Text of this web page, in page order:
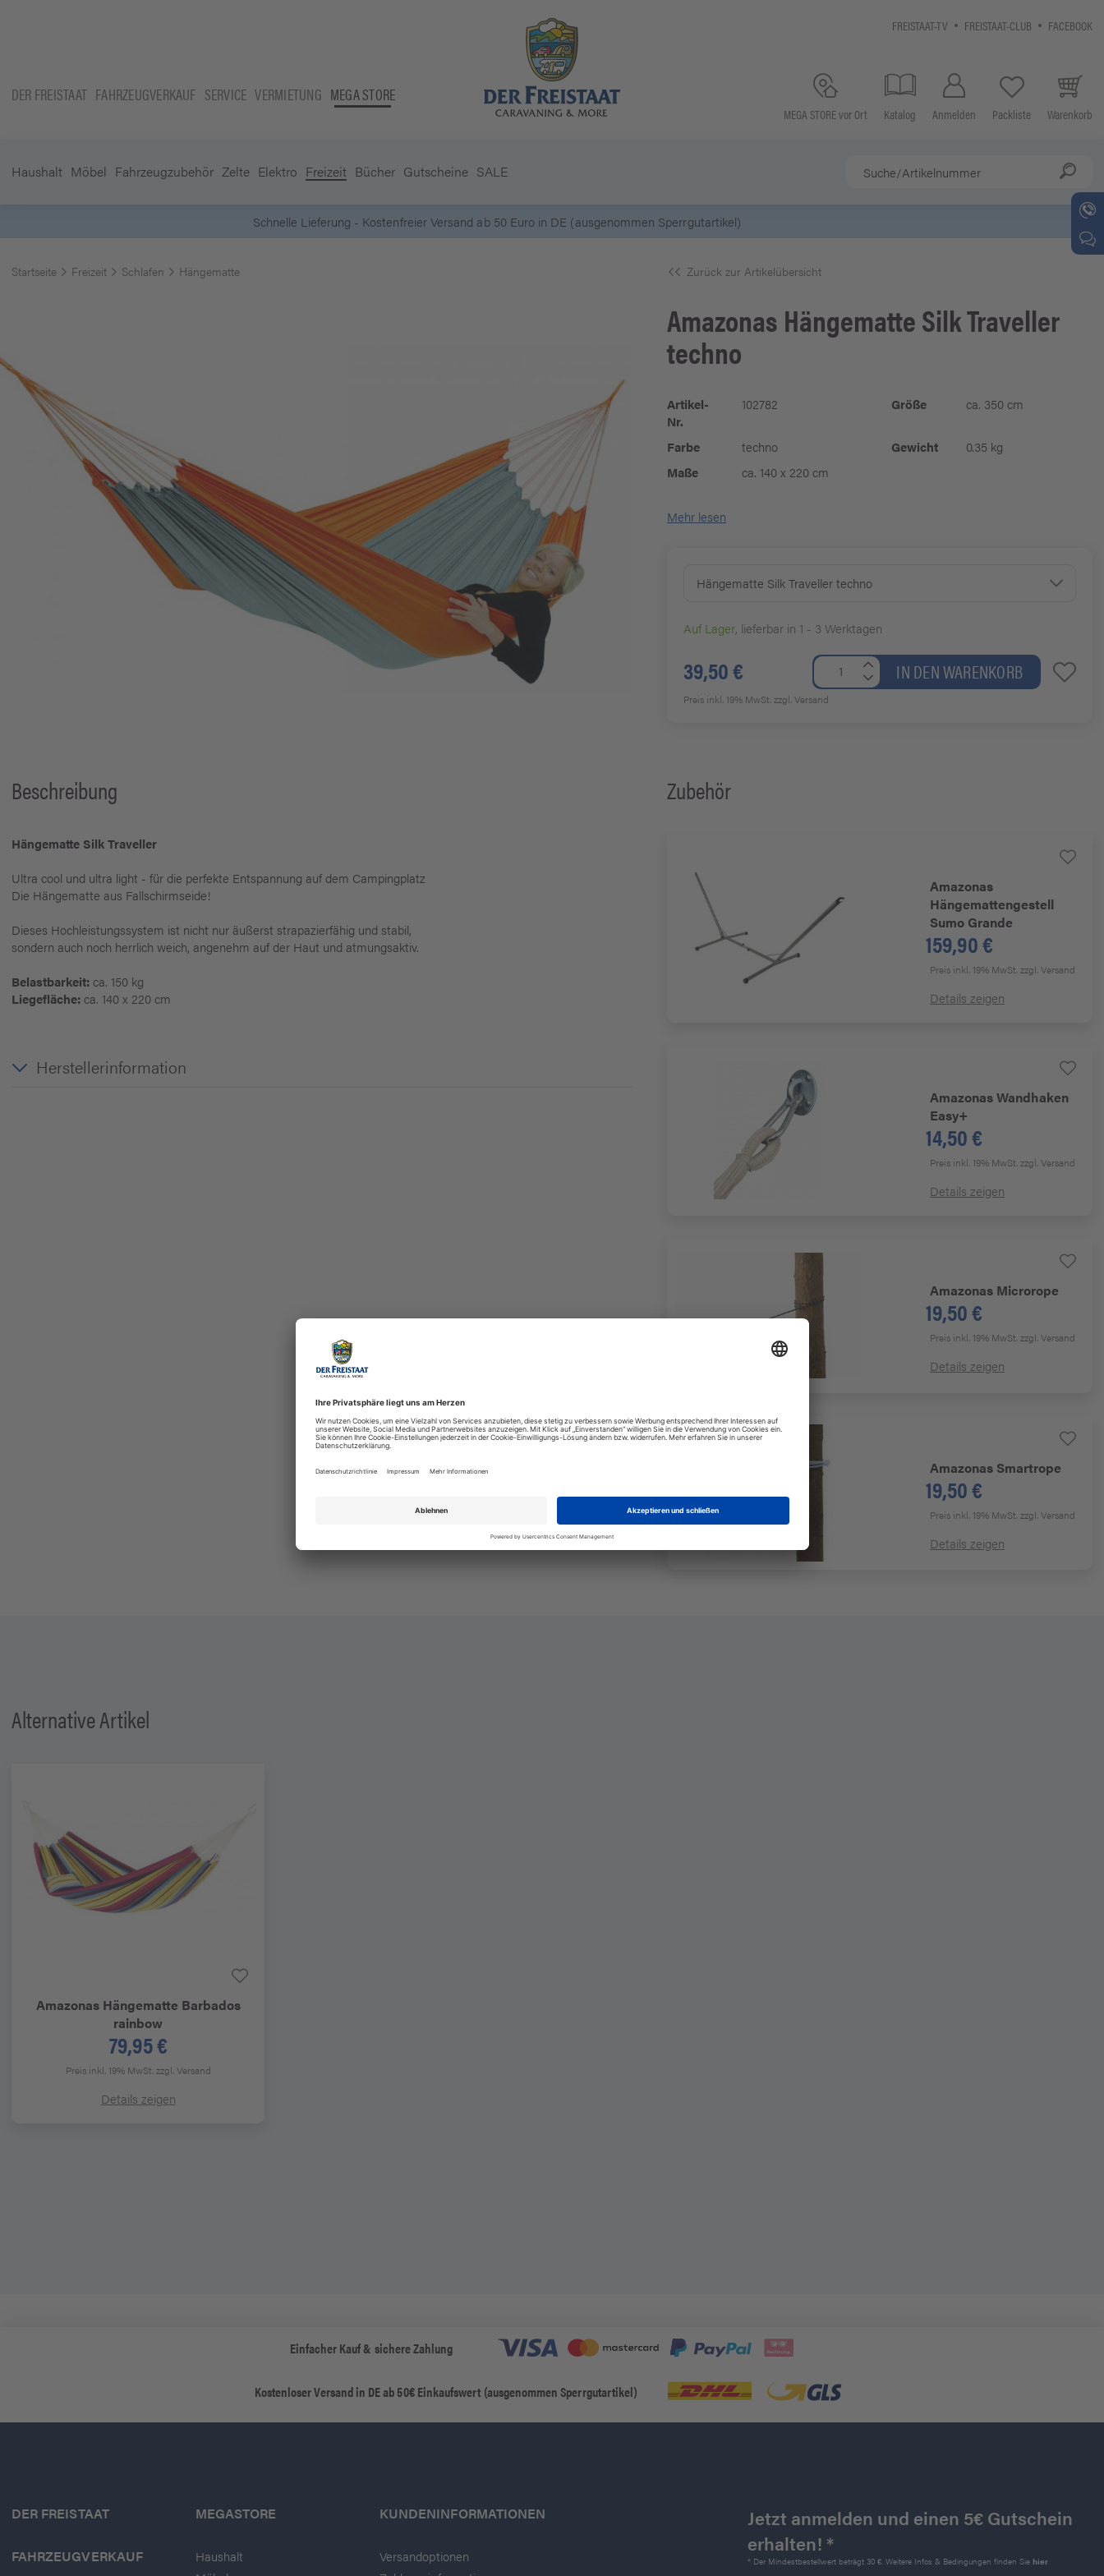
FREISTAAT-TV FREISTAAT-CLUB FACEBOOK
DER FREISTAAT FAHRZEUGVERKAUF SERVICE VERMIETUNG MEGA STORE
MEGA STORE vor Ort Katalog Anmelden Packliste Warenkorb
Haushalt Möbel Fahrzeugzubehör Zelte Elektro Freizeit Bücher Gutscheine SALE
5 Euro Gutschein* bei Newsletter-Anmeldung
Startseite Freizeit Schlafen Hängematte Zurück zur Artikelübersicht
AmazonasHängematte Silk Traveller
techno
Artikel-
Nr.
102782 Größe ca. 350 cm
Farbe techno Gewicht
0.35 kg
Maße
ca. 140 x 220 cm
Mehr lesen
Hängematte Silk Traveller techno
Auf Lager, lieferbar in 1 - 3 Werktagen
39,50 € IN DEN WARENKORB
Preis inkl. 19% MwSt.zzgl. Versand
Beschreibung
Hängematte Silk Traveller
Ultra cool und ultra light - für die perfekte Entspannung auf dem Campingplatz
Die Hängematte aus Fallschirmseide!
Dieses Hochleistungssystem ist nicht nur äußerst strapazierfähig und stabil,
sondern auch noch herrlich weich, angenehm auf der Haut und atmungsaktiv.
Belastbarkeit: ca. 150 kg
Liegefläche: ca. 140 x 220 cm
Herstellerinformation
Zubehör
Amazonas
Hängemattengestell
Sumo Grande
159,90 €
Preis inkl. 19% MwSt.zzgl. Versand
Details zeigen
AmazonasWandhaken
Easy+
14,50 €
Preis inkl. 19% MwSt.zzgl. Versand
Details zeigen
Amazonas Microrope
19,50 €
Preis inkl. 19% MwSt.zzgl. Versand
Details zeigen
Amazonas Smartrope
19,50 €
Preis inkl. 19% MwSt.zzgl. Versand
Details zeigen
Alternative Artikel
AmazonasHängematte Barbados
rainbow
79,95 €
Preis inkl. 19% MwSt.zzgl. Versand
Details zeigen
Einfacher Kauf & sichere Zahlung
Kostenloser Versand in DE ab 50€ Einkaufswert (ausgenommen Sperrgutartikel)
DER FREISTAAT
FAHRZEUGVERKAUF
MEGASTORE
Haushalt
KUNDENINFORMATIONEN
Versandoptionen
Jetzt anmelden und einen 5€ Gutschein
erhalten! *
* Der Mindestbestellwert beträgt 30 €. Weitere Infos & Bedingungen finden Sie hier.